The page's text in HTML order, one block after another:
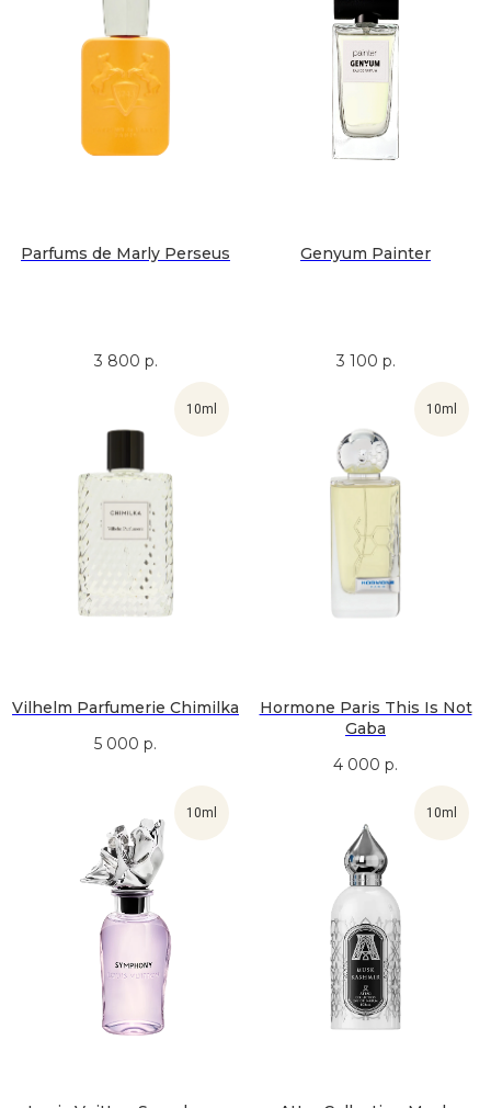
Parfums de Marly Perseus
3 800 р.
Genyum Painter
3 100 р.
10ml
Vilhelm Parfumerie Chimilka
5 000 р.
10ml
Hormone Paris This Is Not
Gaba
4 000 р.
10ml 10ml